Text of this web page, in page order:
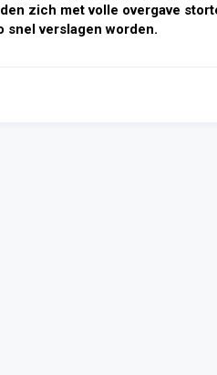
zich met volle overgave
snel verslagen worden.